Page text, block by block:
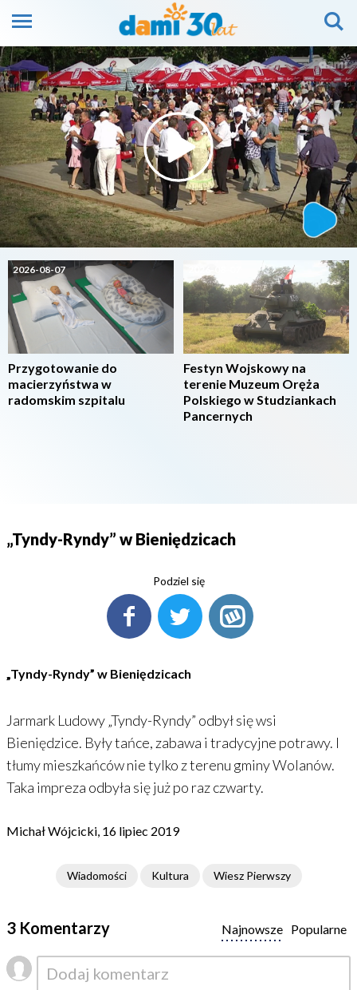
2026-08-07
Przygotowanie do
macierzyństwa w
radomskim szpitalu
Festyn Wojskowy na
terenie Muzeum Oręża
Polskiego w Studziankach
Pancernych
„Tyndy-Ryndy” w Bieniędzicach
Podziel się
„Tyndy-Ryndy” w Bieniędzicach
Jarmark Ludowy „Tyndy-Ryndy” odbył się wsi
Bieniędzice. Były tańce, zabawa i tradycyjne potrawy. I
tłumy mieszkańców nie tylko z terenu gminy Wolanów.
Taka impreza odbyła się już po raz czwarty.
Michał Wójcicki, 16 lipiec 2019
Wiadomości Kultura Wiesz Pierwszy
3 Komentarzy Popularne
Najnowsze